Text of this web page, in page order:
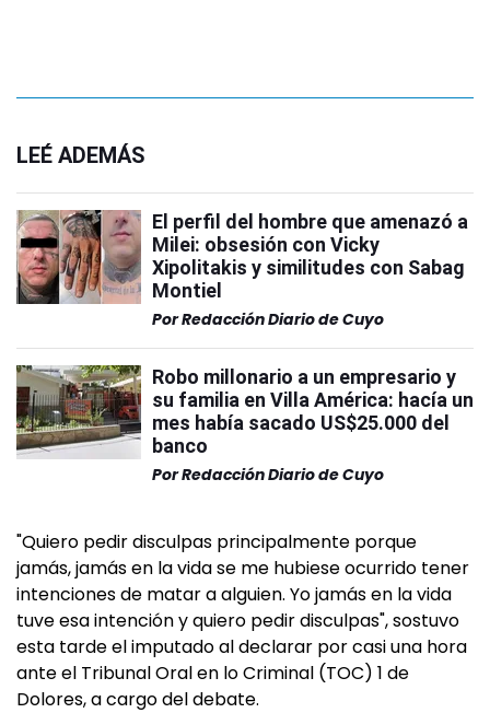
LEÉ ADEMÁS
El perfil del hombre que amenazó a
Milei: obsesión con Vicky
Xipolitakis y similitudes con Sabag
Montiel
PorRedacción Diario de Cuyo
Robo millonario a un empresario y
su familia en Villa América: hacía un
mes había sacado US$25.000 del
banco
PorRedacción Diario de Cuyo
"Quiero pedir disculpas principalmente porque
jamás, jamás en la vida se me hubiese ocurrido tener
intenciones de matar a alguien. Yo jamás en la vida
tuve esa intención y quiero pedir disculpas", sostuvo
esta tarde el imputado al declarar por casi una hora
ante el Tribunal Oral en lo Criminal (TOC) 1 de
Dolores, a cargo del debate.